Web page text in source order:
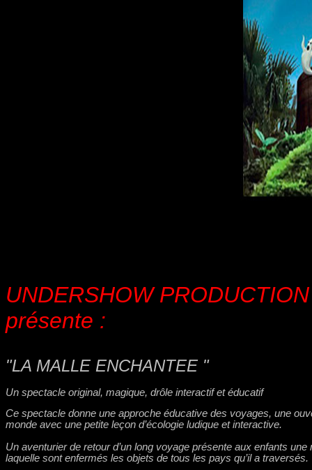
UNDERSHOW
présente :
"LA MALLE ENCHANTEE "
Un spectacle original, magique, drôle interactif et éducatif
Ce spectacle donne une approche éducative des voyages, une
monde avec une petite leçon d’écologie ludique et interactive.
Un aventurier de retour d’un long voyage présente aux enfants une
laquelle sont enfermés les objets de tous les pays qu’il a traversés.